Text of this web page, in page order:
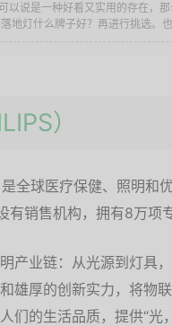
以说是一种好看又实用的存在，
地灯什么牌子好？再进行挑选。
）
全球医疗保健、照明和
有销售机构，拥有8万项
产业链：从光源到灯具
雄厚的创新实力，将物
们的生活品质，提供“光